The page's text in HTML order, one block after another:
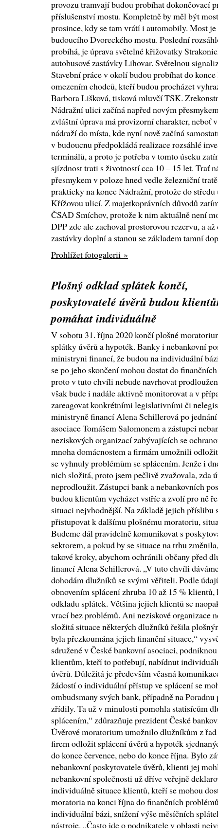
provozu tramvají budou probíhat dokončovací
příslušenství mostu. Kompletně by měl být
prosince, kdy se tam vrátí i automobily. Most
budoucího Dvoreckého mostu. Poslední
probíhá, je úprava světelné křižovatky
autobusové zastávky Lihovar. Světelnou
Stavební práce v okolí budou probíhat do
omezením chodců, kteří budou procházet
Barbora Lišková, tisková mluvčí TSK.
Nádražní ulici začíná napřed novým
zvláštní úprava má provizorní charakter, neboť
nádraží do místa, kde nyní nově začíná
v budoucnu předpokládá realizace rozsáhlé
terminálů, a proto je potřeba v tomto úseku
sjízdnost trati s životností cca 10 – 15 let. Trať
přesmykem v poloze hned vedle železniční
prakticky na konec Nádražní, protože do
Křížovou ulicí. Z majetkoprávních důvodů
ČSAD Smíchov, protože k nim aktuálně není
DPP zde ale zachoval prostorovou rezervu, a
zastávky doplní a stanou se základem tamní
Prohlížet fotogalerii »
Plošný odklad splátek končí,
poskytovatelé úvěrů budou
pomáhat individuálně
V sobotu 31. října 2020 končí plošné
splátky úvěrů a hypoték. Banky i nebankovní
ministryni financí, že budou na individuální
se po jeho skončení mohou dostat do
proto v tuto chvíli nebude navrhovat
však bude i nadále aktivně monitorovat a v
zareagovat konkrétními legislativními či
ministryně financí Alena Schillerová po
asociace Tomášem Salomonem a zástupci
neziskových organizací zabývajících se
mnoha domácnostem a firmám umožnili
se vyhnuly problémům se splácením. Jenže i
nich složitá, proto jsem pečlivě zvažovala, zda
neprodloužit. Zástupci bank a nebankovních
budou klientům vycházet vstříc a zvolí pro ně
situaci nejvhodnější. Na základě jejich příslibu
přistupovat k dalšímu plošnému moratoriu,
Budeme dál pravidelně komunikovat s
sektorem, a pokud by se situace na trhu
takové kroky, abychom ochránili občany před
financí Alena Schillerová. „V tuto chvíli
dohodám dlužníků se svými věřiteli. Podle
obnovením splácení zhruba 10 až 15 %
odkladu splátek. Většina jejich klientů se
vrací bez problémů. Ani neziskové organizace
složitá situace některých dlužníků řešila
byla přezkoumána jejich finanční situace,“
sdružené v České bankovní asociaci,
klientům, kteří to potřebují, nabídnut
úvěrů. Důležitá je především včasná
žádostí o individuální přístup ve splácení se
ombudsmany svých bank, případně na
zřídily. Ta už v minulosti pomohla statisícům
splácením,“ zdůrazňuje prezident České
Úvěrové moratorium umožnilo dlužníkům z
firem odložit splácení úvěrů a hypoték
do konce července, nebo do konce října. Bylo
nebankovní poskytovatele úvěrů, klienti jej
nebankovní společnosti už dříve veřejně
individuálně situace klientů, kteří se mohou
moratoria na konci října do finančních
individuální bázi, snížení výše měsíčních
nástroje. „Často jde o podnikatele v oblasti